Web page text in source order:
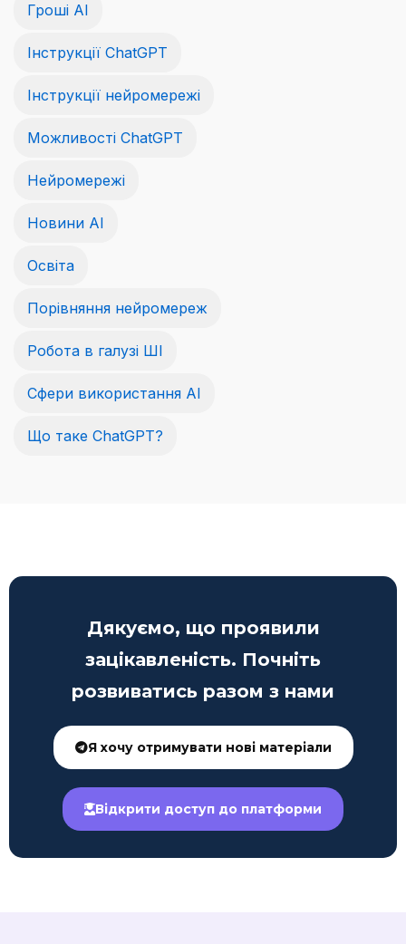
Гроші АІ
Інструкції ChatGPT
Інструкції нейромережі
Можливості ChatGPT
Нейромережі
Новини AI
Освіта
Порівняння нейромереж
Робота в галузі ШІ
Сфери використання AI
Що таке ChatGPT?
Дякуємо, що проявили
зацікавленість. Почніть
розвиватись разом з нами
Я хочу отримувати нові матеріали
Відкрити доступ до платформи